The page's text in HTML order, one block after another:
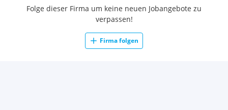
Folge dieser Firma um keine neuen Jobangebote zu
verpassen!
Firma folgen